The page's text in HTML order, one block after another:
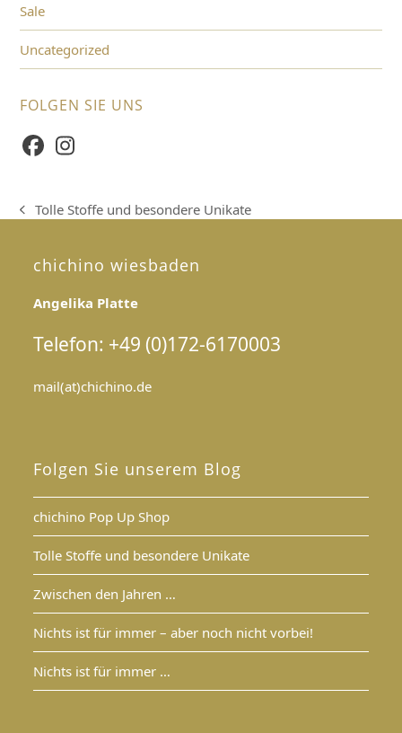
Sale
Uncategorized
FOLGEN SIE UNS
Facebook
Instagram
vorheriger
Tolle Stoffe und besondere Unikate
chichino wiesbaden
Angelika Platte
Telefon: +49 (0)172-6170003
mail(at)chichino.de
Folgen Sie unserem Blog
chichino Pop Up Shop
Tolle Stoffe und besondere Unikate
Zwischen den Jahren …
Nichts ist für immer – aber noch nicht vorbei!
Nichts ist für immer …